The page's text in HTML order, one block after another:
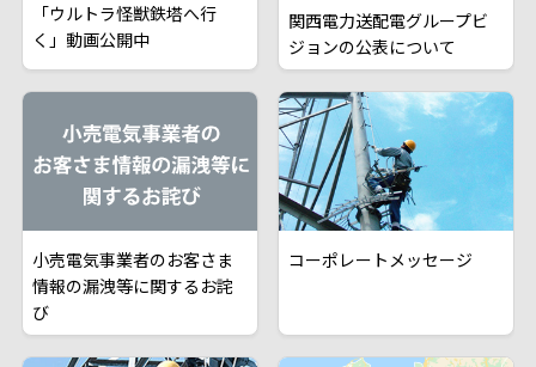
「ウルトラ怪獣鉄塔へ行
く」動画公開中
関西電力送配電グループビ
ジョンの公表について
小売電気事業者のお客さま
情報の漏洩等に関するお詫
び
コーポレートメッセージ